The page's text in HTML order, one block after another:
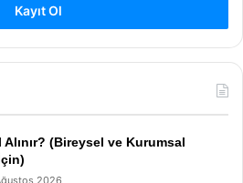
Kayıt Ol
Alınır? (Bireysel ve Kurumsal
2026